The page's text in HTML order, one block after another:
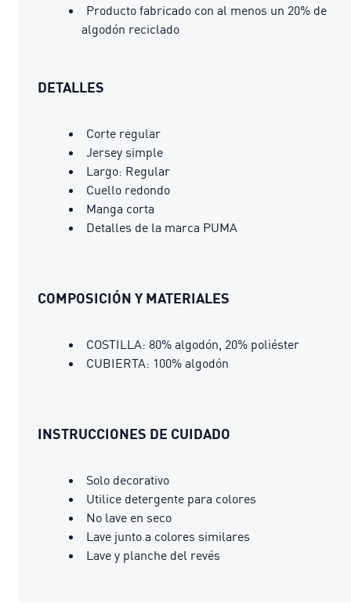
Producto fabricado con al menos un 20% de
algodón reciclado
DETALLES
Corte regular
Jersey simple
Largo: Regular
Cuello redondo
Manga corta
Detalles de la marca PUMA
COMPOSICIÓN Y MATERIALES
COSTILLA: 80% algodón, 20% poliéster
CUBIERTA: 100% algodón
INSTRUCCIONES DE CUIDADO
Solo decorativo
Utilice detergente para colores
No lave en seco
Lave junto a colores similares
Lave y planche del revés